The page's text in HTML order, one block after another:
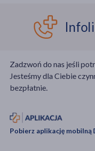
Zadzwoń do nas jeśli
Jesteśmy dla Ciebie
bezpłatnie.
Pobierz aplikację mobilną